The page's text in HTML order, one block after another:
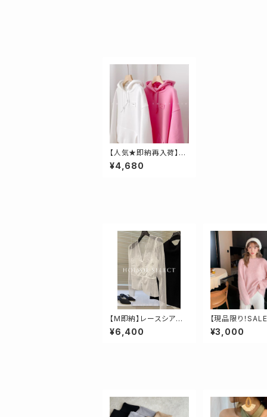
【人気★即納再入荷】バ
ックロゴステッチパーカ
ー
¥4,680
【M即納】レースシアー
ボタントップス
¥6,400
【現品限り！
納：ドロップショ
カラーニット
¥3,000